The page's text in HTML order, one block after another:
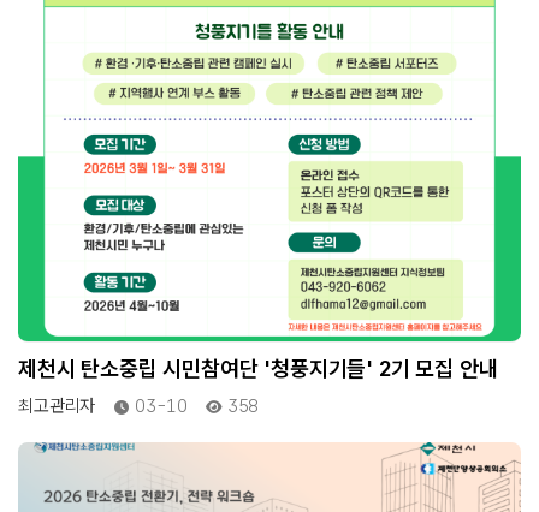
제천시 탄소중립 시민참여단 '청풍지기들' 2기 모집 안내
최고관리자 03-10 358